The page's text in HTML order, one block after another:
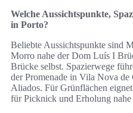
Welche Aussichtspunkte,
in Porto?
Beliebte Aussichtspunkte sind
Morro nahe der Dom Luís I
Brücke selbst. Spazierwege
der Promenade in Vila Nova de
Aliados. Für Grünflächen
für Picknick und Erholung nahe